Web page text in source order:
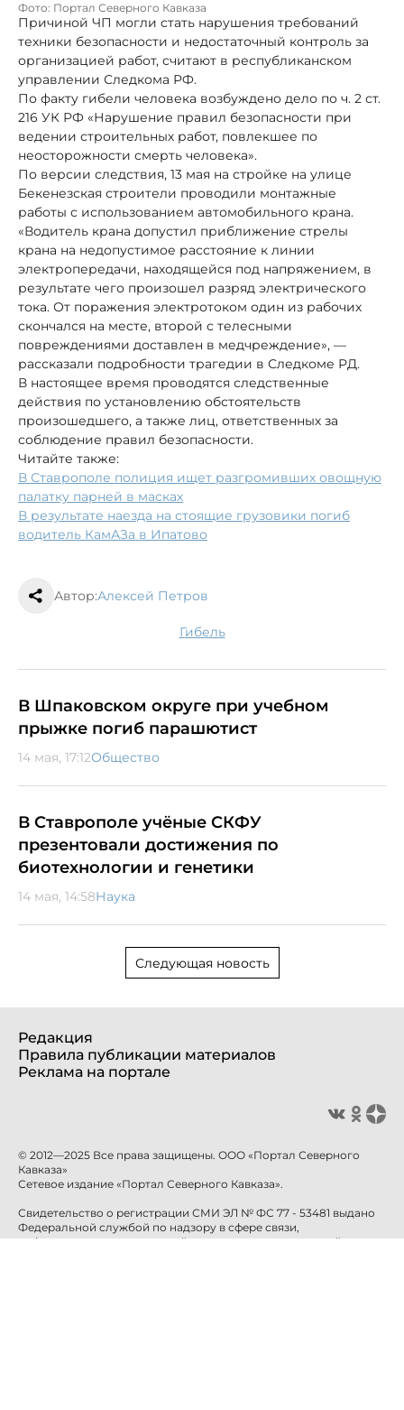
Фото: Портал Северного Кавказа
Причиной ЧП могли стать нарушения требований
техники безопасности и недостаточный контроль за
организацией работ, считают в республиканском
управлении Следкома РФ.
По факту гибели человека возбуждено дело по ч. 2 ст.
216 УК РФ «Нарушение правил безопасности при
ведении строительных работ, повлекшее по
неосторожности смерть человека».
По версии следствия, 13 мая на стройке на улице
Бекенезская строители проводили монтажные
работы с использованием автомобильного крана.
«Водитель крана допустил приближение стрелы
крана на недопустимое расстояние к линии
электропередачи, находящейся под напряжением, в
результате чего произошел разряд электрического
тока. От поражения электротоком один из рабочих
скончался на месте, второй с телесными
повреждениями доставлен в медчреждение», —
рассказали подробности трагедии в Следкоме РД.
В настоящее время проводятся следственные
действия по установлению обстоятельств
произошедшего, а также лиц, ответственных за
соблюдение правил безопасности.
Читайте также:
В Ставрополе полиция ищет разгромивших овощную
палатку парней в масках
В результате наезда на стоящие грузовики погиб
водитель КамАЗа в Ипатово
Автор:Алексей Петров
гибель
В Шпаковском округе при учебном
прыжке погиб парашютист
14 мая, 17:12Общество
В Ставрополе учёные СКФУ
презентовали достижения по
биотехнологии и генетики
14 мая, 14:58Наука
Следующая новость
Редакция
Правила публикации материалов
Реклама на портале
© 2012—2025 Все права защищены. ООО «Портал Северного
Кавказа»
Сетевое издание «Портал Северного Кавказа».
Свидетельство о регистрации СМИ ЭЛ № ФС 77 - 53481 выдано
Федеральной службой по надзору в сфере связи,
информационных технологий и массовых коммуникаций